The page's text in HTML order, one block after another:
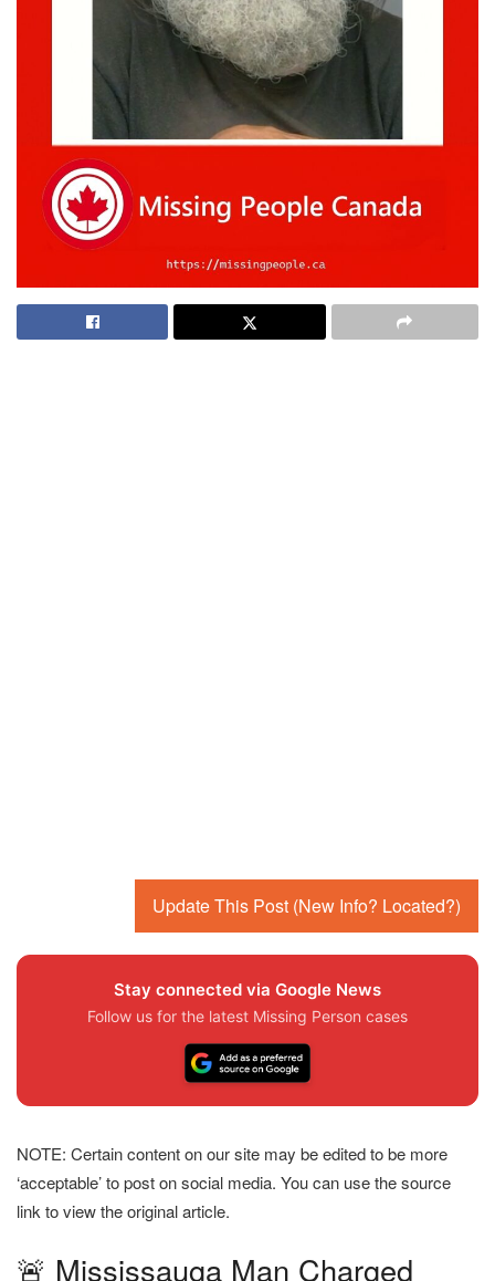
Update This Post (New Info? Located?)
Stay connected via Google News
Follow us for the latest Missing Person cases
NOTE: Certain content on our site may be edited to be more
‘acceptable’ to post on social media. You can use the source
link to view the original article.
🚨 Mississauga Man Charged